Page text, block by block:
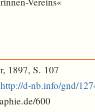
1897, S. 107
http://d-nb.info/gnd/
600